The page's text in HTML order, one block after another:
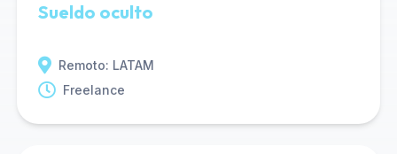
Sueldo oculto
Remoto: LATAM
Freelance